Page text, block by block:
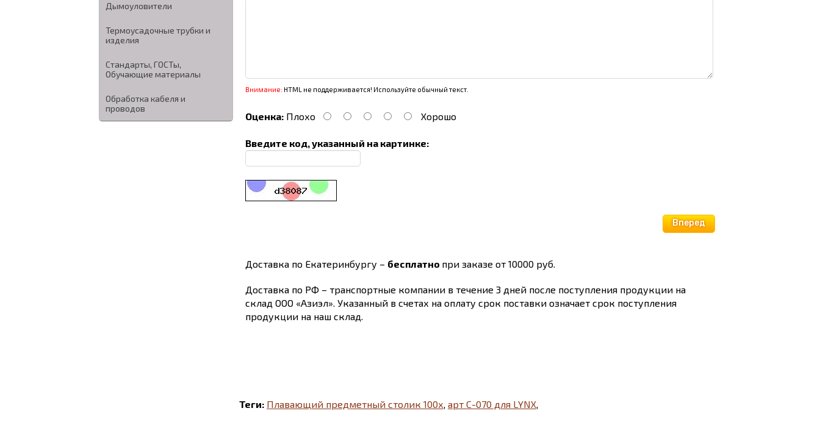
Дымоуловители
Термоусадочные трубки и
изделия
Стандарты, ГОСТы,
Обучающие материалы
Обработка кабеля и
проводов
Внимание: HTML не поддерживается! Используйте обычный текст.
Оценка: Плохо Хорошо
Введите код, указанный на картинке:
Вперед
Доставка по Екатеринбургу – бесплатно при заказе от 10000 руб.
Доставка по РФ – транспортные компании в течение 3 дней после поступления продукции на
склад ООО «Азиэл». Указанный в счетах на оплату срок поставки означает срок поступления
продукции на наш склад.
Теги: Плавающий предметный столик 100х арт C-070 для LYNX